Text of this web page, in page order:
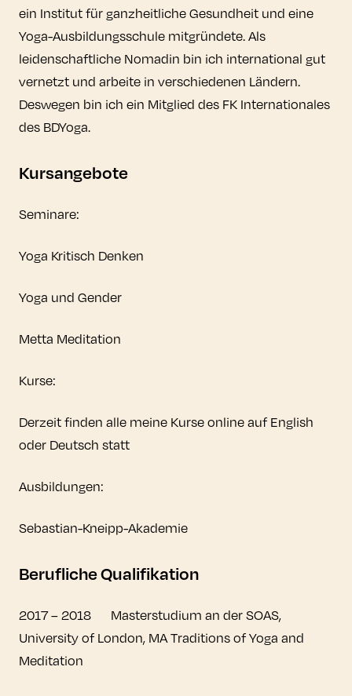
ein Institut für ganzheitliche Gesundheit und eine
Yoga-Ausbildungsschule mitgründete. Als
leidenschaftliche Nomadin bin ich international gut
vernetzt und arbeite in verschiedenen Ländern.
Deswegen bin ich ein Mitglied des FK Internationales
des BDYoga.
Kursangebote
Seminare:
Yoga Kritisch Denken
Yoga und Gender
Metta Meditation
Kurse:
Derzeit finden alle meine Kurse online auf English
oder Deutsch statt
Ausbildungen:
Sebastian-Kneipp-Akademie
Berufliche Qualifikation
2017 – 2018 Masterstudium an der SOAS,
University of London, MA Traditions of Yoga and
Meditation